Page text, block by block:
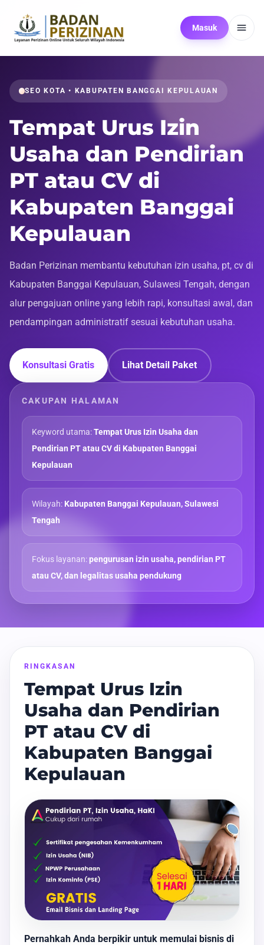
Masuk
SEO KOTA • KABUPATEN BANGGAI KEPULAUAN
Tempat Urus Izin
Usaha dan Pendirian
PT atau CV di
Kabupaten Banggai
Kepulauan
Badan Perizinan membantu kebutuhan izin usaha, pt, cv di
Kabupaten Banggai Kepulauan, Sulawesi Tengah, dengan
alur pengajuan online yang lebih rapi, konsultasi awal, dan
pendampingan administratif sesuai kebutuhan usaha.
Konsultasi Gratis Lihat Detail Paket
CAKUPAN HALAMAN
Keyword utama:Tempat Urus Izin Usaha dan
Pendirian PT atau CV di Kabupaten Banggai
Kepulauan
Wilayah: Kabupaten Banggai Kepulauan, Sulawesi
Tengah
Fokus layanan:pengurusan izin usaha, pendirian PT
atau CV, dan legalitas usaha pendukung
RINGKASAN
Tempat Urus Izin
Usaha dan Pendirian
PT atau CV di
Kabupaten Banggai
Kepulauan
Pernahkah Anda berpikir untuk memulai bisnis di